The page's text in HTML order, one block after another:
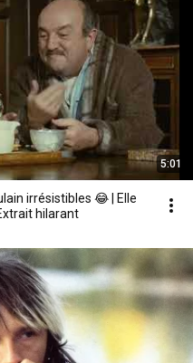
5:01
irrésistibles 😂 | Elle
hilarant